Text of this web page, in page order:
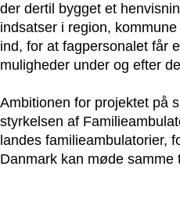
der dertil bygget et
indsatser i region,
ind, for at fagpersonalet får
muligheder under og efter
Ambitionen for projektet på
styrkelsen af
landes familieambulatorier,
Danmark kan møde